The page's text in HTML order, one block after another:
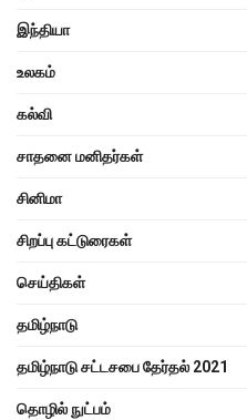
இந்தியா
உலகம்
கல்வி
சாதனை மனிதர்கள்
சினிமா
சிறப்பு கட்டுரைகள்
செய்திகள்
தமிழ்நாடு
தமிழ்நாடு சட்டசபை தேர்தல் 2021
தொழில் நுட்பம்